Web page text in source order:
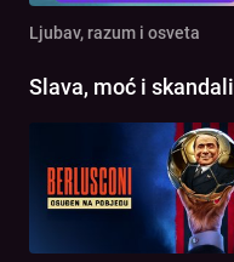
Ljubav, razum i osveta
Slava, moć i skandali